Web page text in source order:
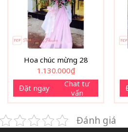
Hoa chúc mừng 28
1.130.000₫
Đặt ngay
Chat tư
vấn
Đánh giá